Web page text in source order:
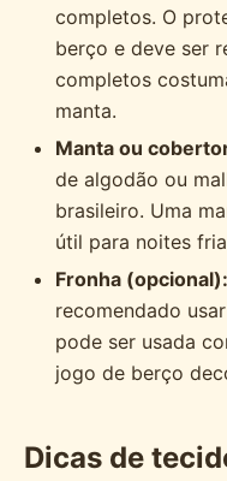
completos. O
berço e deve ser
completos
manta.
Manta ou
de algodão ou
brasileiro. Uma
útil para noites
Fronha (opcional):
recomendado
pode ser usada
jogo de berço
Dicas de